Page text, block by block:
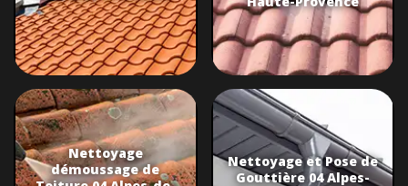
Nettoyage
démoussage de
Nettoyage et Pose de
Gouttière 04 Alpes-